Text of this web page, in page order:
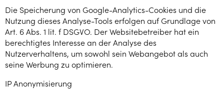
Die Speicherung von Google-Analytics-Cookies und die
Nutzung dieses Analyse-Tools erfolgen auf Grundlage von
Art. 6 Abs. 1 lit. f DSGVO. Der Websitebetreiber hat ein
berechtigtes Interesse an der Analyse des
Nutzerverhaltens, um sowohl sein Webangebot als auch
seine Werbung zu optimieren.
IP Anonymisierung